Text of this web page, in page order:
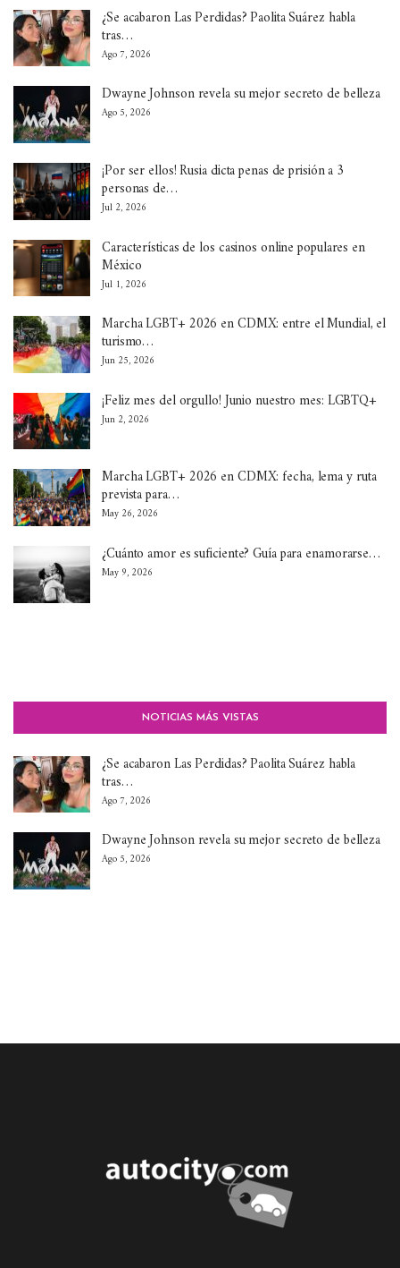
¿Se acabaron Las Perdidas? Paolita Suárez habla
tras…
Ago 7, 2026
Dwayne Johnson revela su mejor secreto de belleza
Ago 5, 2026
¡Por ser ellos! Rusia dicta penas de prisión a 3
personas de…
Jul 2, 2026
Características de los casinos online populares en
México
Jul 1, 2026
Marcha LGBT+ 2026 en CDMX: entre el Mundial, el
turismo…
Jun 25, 2026
¡Feliz mes del orgullo! Junio nuestro mes: LGBTQ+
Jun 2, 2026
Marcha LGBT+ 2026 en CDMX: fecha, lema y ruta
prevista para…
May 26, 2026
¿Cuánto amor es suficiente? Guía para enamorarse…
May 9, 2026
NOTICIAS MÁS VISTAS
¿Se acabaron Las Perdidas? Paolita Suárez habla
tras…
Ago 7, 2026
Dwayne Johnson revela su mejor secreto de belleza
Ago 5, 2026